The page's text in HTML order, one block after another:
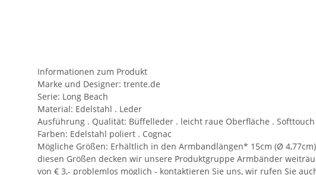
Informationen zum Produkt
Marke und Designer: trente.de
Serie: Long Beach
Material: Edelstahl . Leder
Ausführung . Qualität: Büffelleder . leicht raue Oberfläche . Softtouch
Farben: Edelstahl poliert . Cognac
Mögliche Größen: Erhältlich in den Armbandlängen* 15cm (Ø
diesen Größen decken wir unsere Produktgruppe Armbänder
von € 3,- problemlos möglich - kontaktieren Sie uns, wir rufen Sie